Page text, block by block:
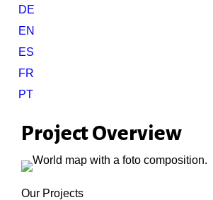
DE
EN
ES
FR
PT
Project Overview
Our Projects